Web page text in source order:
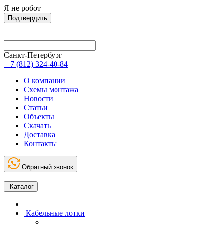
Я не робот
Подтвердить
Санкт-Петербург
+7 (812) 324-40-84
О компании
Схемы монтажа
Новости
Статьи
Объекты
Скачать
Доставка
Контакты
Обратный звонок
Каталог
Кабельные лотки